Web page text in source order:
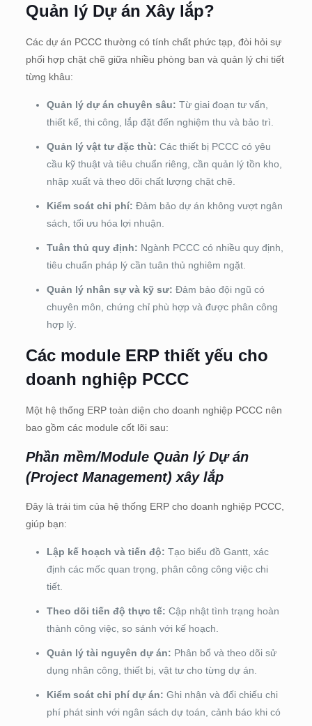
Quản lý Dự án Xây lắp?
Các dự án PCCC thường có tính chất phức tạp, đòi hỏi sự
phối hợp chặt chẽ giữa nhiều phòng ban và quản lý chi tiết
từng khâu:
Quản lý dự án chuyên sâu: Từ giai đoạn tư vấn,
thiết kế, thi công, lắp đặt đến nghiệm thu và bảo trì.
Quản lý vật tư đặc thù: Các thiết bị PCCC có yêu
cầu kỹ thuật và tiêu chuẩn riêng, cần quản lý tồn kho,
nhập xuất và theo dõi chất lượng chặt chẽ.
Kiểm soát chi phí: Đảm bảo dự án không vượt ngân
sách, tối ưu hóa lợi nhuận.
Tuân thủ quy định: Ngành PCCC có nhiều quy định,
tiêu chuẩn pháp lý cần tuân thủ nghiêm ngặt.
Quản lý nhân sự và kỹ sư: Đảm bảo đội ngũ có
chuyên môn, chứng chỉ phù hợp và được phân công
hợp lý.
Các module ERP thiết yếu cho
doanh nghiệp PCCC
Một hệ thống ERP toàn diện cho doanh nghiệp PCCC nên
bao gồm các module cốt lõi sau:
Phần mềm/Module Quản lý Dự án
(Project Management) xây lắp
Đây là trái tim của hệ thống ERP cho doanh nghiệp PCCC,
giúp bạn:
Lập kế hoạch và tiến độ: Tạo biểu đồ Gantt, xác
định các mốc quan trọng, phân công công việc chi
tiết.
Theo dõi tiến độ thực tế: Cập nhật tình trạng hoàn
thành công việc, so sánh với kế hoạch.
Quản lý tài nguyên dự án: Phân bổ và theo dõi sử
dụng nhân công, thiết bị, vật tư cho từng dự án.
Kiểm soát chi phí dự án: Ghi nhận và đối chiếu chi
phí phát sinh với ngân sách dự toán, cảnh báo khi có